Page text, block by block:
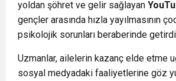
yoldan şöhret ve gelir sağlayan
gençler arasında hızla yayılmasının
psikolojik sorunları beraberinde
Uzmanlar, ailelerin kazanç elde etme
sosyal medyadaki faaliyetlerine göz